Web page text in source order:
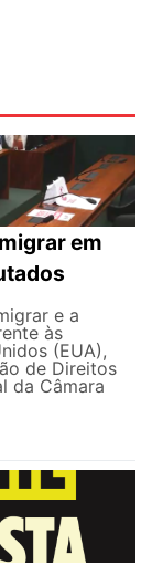
em
e a
às
(EUA),
de Direitos
da Câmara